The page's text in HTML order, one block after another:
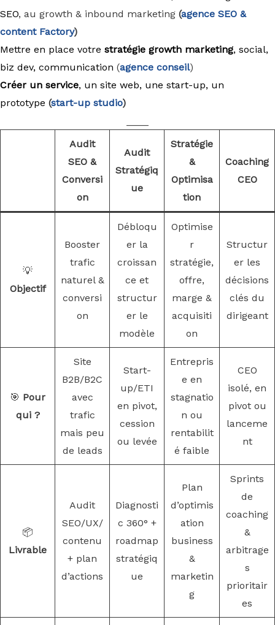
SEO, au growth & inbound marketing (agence SEO &
content Factory)
Mettre en place votre stratégie growth marketing, social,
biz dev, communication (agence conseil)
Créer un service, un site web, une start-up, un
prototype (start-up studio)
Audit
SEO &
Conversi
on
Audit
Stratégiq
ue
Stratégie
&
Optimisa
tion
Coaching
CEO
💡
Objectif
Booster
trafic
naturel &
conversi
on
Débloqu
er la
croissan
ce et
structur
er le
modèle
Optimise
r
stratégie,
offre,
marge &
acquisiti
on
Structur
er les
décisions
clés du
dirigeant
🎯 Pour
qui ?
Site
B2B/B2C
avec
trafic
mais peu
de leads
Start-
up/ETI
en pivot,
cession
ou levée
Entrepris
e en
stagnatio
n ou
rentabilit
é faible
CEO
isolé, en
pivot ou
lanceme
nt
📦
Livrable
Audit
SEO/UX/
contenu
+ plan
d’actions
Diagnosti
c 360° +
roadmap
stratégiq
ue
Plan
d’optimis
ation
business
&
marketin
g
Sprints
de
coaching
&
arbitrage
s
prioritair
es